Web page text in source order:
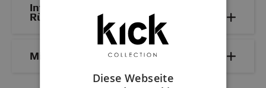
Informationen zu Lieferung und
Rücksendung
Mix & Match
Diese Webseite